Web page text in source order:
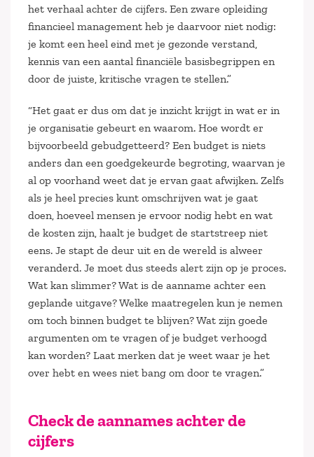
het verhaal achter de cijfers. Een zware opleiding
financieel management heb je daarvoor niet nodig:
je komt een heel eind met je gezonde verstand,
kennis van een aantal financiële basisbegrippen en
door de juiste, kritische vragen te stellen.”
“Het gaat er dus om dat je inzicht krijgt in wat er in
je organisatie gebeurt en waarom. Hoe wordt er
bijvoorbeeld gebudgetteerd? Een budget is niets
anders dan een goedgekeurde begroting, waarvan je
al op voorhand weet dat je ervan gaat afwijken. Zelfs
als je heel precies kunt omschrijven wat je gaat
doen, hoeveel mensen je ervoor nodig hebt en wat
de kosten zijn, haalt je budget de startstreep niet
eens. Je stapt de deur uit en de wereld is alweer
veranderd. Je moet dus steeds alert zijn op je proces.
Wat kan slimmer? Wat is de aanname achter een
geplande uitgave? Welke maatregelen kun je nemen
om toch binnen budget te blijven? Wat zijn goede
argumenten om te vragen of je budget verhoogd
kan worden? Laat merken dat je weet waar je het
over hebt en wees niet bang om door te vragen.”
Check de aannames achter de
cijfers